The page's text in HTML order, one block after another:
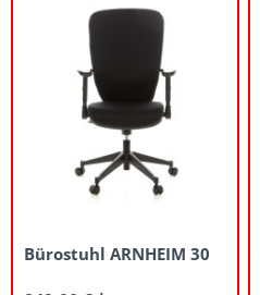
Bürostuhl ARNHEIM 30